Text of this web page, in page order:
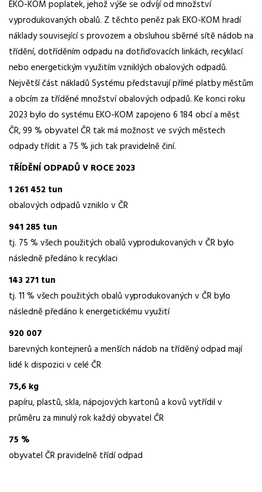
EKO-KOM poplatek, jehož výše se odvíjí od množství
vyprodukovaných obalů. Z těchto peněz pak EKO-KOM hradí
náklady související s provozem a obsluhou sběrné sítě nádob na
třídění, dotříděním odpadu na dotřiďovacích linkách, recyklací
nebo energetickým využitím vzniklých obalových odpadů.
Největší část nákladů Systému představují přímé platby městům
a obcím za tříděné množství obalových odpadů. Ke konci roku
2023 bylo do systému EKO-KOM zapojeno 6 184 obcí a měst
ČR, 99 % obyvatel ČR tak má možnost ve svých městech
odpady třídit a 75 % jich tak pravidelně činí.
TŘÍDĚNÍ ODPADŮ V ROCE 2023
1 261 452 tun
obalových odpadů vzniklo v ČR
941 285 tun
tj. 75 % všech použitých obalů vyprodukovaných v ČR bylo
následně předáno k recyklaci
143 271 tun
tj. 11 % všech použitých obalů vyprodukovaných v ČR bylo
následně předáno k energetickému využití
920 007
barevných kontejnerů a menších nádob na tříděný odpad mají
lidé k dispozici v celé ČR
75,6 kg
papíru, plastů, skla, nápojových kartonů a kovů vytřídil v
průměru za minulý rok každý obyvatel ČR
75 %
obyvatel ČR pravidelně třídí odpad